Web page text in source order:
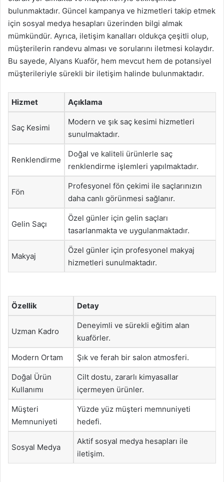
bulunmaktadır. Güncel kampanya ve hizmetleri takip etmek
için sosyal medya hesapları üzerinden bilgi almak
mümkündür. Ayrıca, iletişim kanalları oldukça çeşitli olup,
müşterilerin randevu alması ve sorularını iletmesi kolaydır.
Bu sayede, Alyans Kuaför, hem mevcut hem de potansiyel
müşterileriyle sürekli bir iletişim halinde bulunmaktadır.
Hizmet Açıklama
Saç Kesimi
Modern ve şık saç kesimi hizmetleri
sunulmaktadır.
Renklendirme
Doğal ve kaliteli ürünlerle saç
renklendirme işlemleri yapılmaktadır.
Fön
Profesyonel fön çekimi ile saçlarınızın
daha canlı görünmesi sağlanır.
Gelin Saçı
Özel günler için gelin saçları
tasarlanmakta ve uygulanmaktadır.
Makyaj
Özel günler için profesyonel makyaj
hizmetleri sunulmaktadır.
Özellik Detay
Uzman Kadro
Deneyimli ve sürekli eğitim alan
kuaförler.
Modern Ortam Şık ve ferah bir salon atmosferi.
Doğal Ürün
Kullanımı
Cilt dostu, zararlı kimyasallar
içermeyen ürünler.
Müşteri
Memnuniyeti
Yüzde yüz müşteri memnuniyeti
hedefi.
Sosyal Medya
Aktif sosyal medya hesapları ile
iletişim.